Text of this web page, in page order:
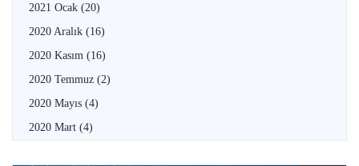
2021 Ocak (20)
2020 Aralık (16)
2020 Kasım (16)
2020 Temmuz (2)
2020 Mayıs (4)
2020 Mart (4)